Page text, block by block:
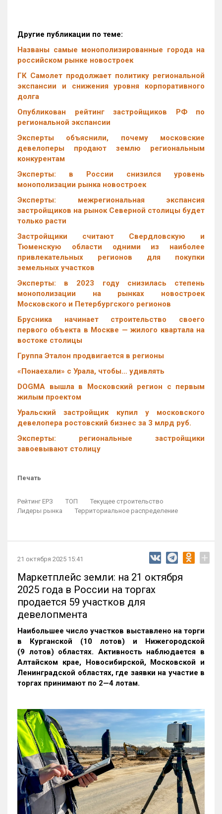
Другие публикации по теме:
Названы самые монополизированные города на
российском рынке новостроек
ГК Самолет продолжает политику региональной
экспансии и снижения уровня корпоративного
долга
Опубликован рейтинг застройщиков РФ по
региональной экспансии
Эксперты объяснили, почему московские
девелоперы продают землю региональным
конкурентам
Эксперты: в России снизился уровень
монополизации рынка новостроек
Эксперты: межрегиональная экспансия
застройщиков на рынок Северной столицы будет
только расти
Застройщики считают Свердловскую и
Тюменскую области одними из наиболее
привлекательных регионов для покупки
земельных участков
Эксперты: в 2023 году снизилась степень
монополизации на рынках новостроек
Московского и Петербургского регионов
Брусника начинает строительство своего
первого объекта в Москве — жилого квартала на
востоке столицы
Группа Эталон продвигается в регионы
«Понаехали» с Урала, чтобы… удивлять
DOGMA вышла в Московский регион с первым
жилым проектом
Уральский застройщик купил у московского
девелопера ростовский бизнес за 3 млрд руб.
Эксперты: региональные застройщики
завоевывают столицу
Печать
Рейтинг ЕРЗ ТОП
Текущее строительство
Лидеры рынка
Территориальное распределение
21 октября 2025 15:41 +
Маркетплейс земли: на 21 октября
2025 года в России на торгах
продается 59 участков для
девелопмента
Наибольшее число участков выставлено на торги
в Курганской (10 лотов) и Нижегородской
(9 лотов) областях. Активность наблюдается в
Алтайском крае, Новосибирской, Московской и
Ленинградской областях, где заявки на участие в
торгах принимают по 2—4 лотам.